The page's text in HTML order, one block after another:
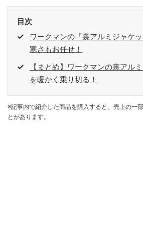
目次
ワークマンの「裏アルミジャケ
寒さもお任せ！
【まとめ】ワークマンの裏アル
を暖かく乗り切る！
※記事内で紹介した商品を購入すると、売上の一
とがあります。